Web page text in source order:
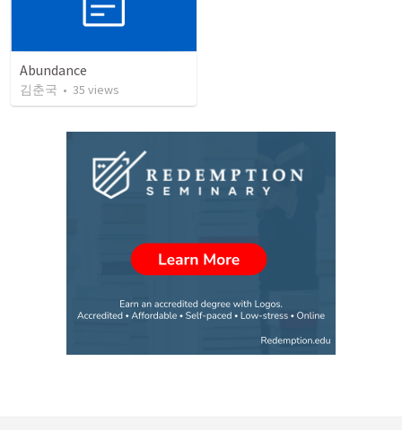
Abundance
김춘국 • 35 views